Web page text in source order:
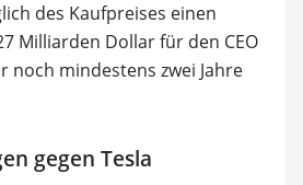
des Kaufpreises einen
Milliarden Dollar für den CEO
noch mindestens zwei Jahre
gegen Tesla